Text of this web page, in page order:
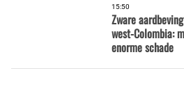
15:50
Zware
west-Colombia:
enorme schade